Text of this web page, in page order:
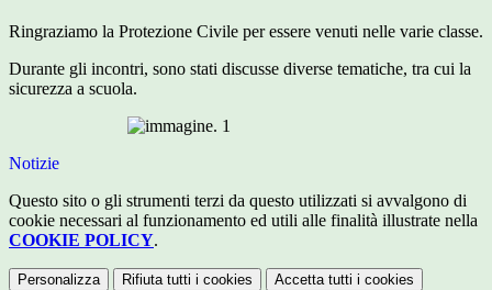
Ringraziamo la Protezione Civile per essere venuti nelle varie classe.
Durante gli incontri, sono stati discusse diverse tematiche, tra cui la
sicurezza a scuola.
Notizie
Questo sito o gli strumenti terzi da questo utilizzati si avvalgono di
cookie necessari al funzionamento ed utili alle finalità illustrate nella
COOKIE POLICY.
Personalizza Rifiuta tutti i cookies Accetta tutti i cookies